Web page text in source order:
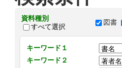
資料種別
すべて選択
図書
キーワード１
キーワード２